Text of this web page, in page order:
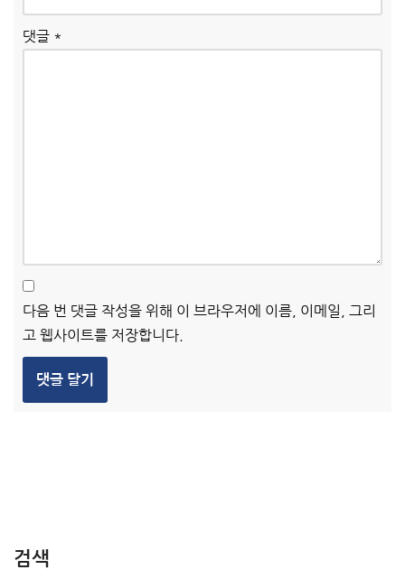
댓글 *
다음 번 댓글 작성을 위해 이 브라우저에 이름, 이메일, 그리
고 웹사이트를 저장합니다.
검색